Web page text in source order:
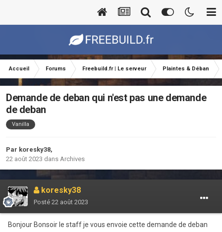
Accueil Forums Freebuild.fr | Le serveur Plaintes & Déban
Demande de deban qui n'est pas une demande
de deban
Vanilla
Par koresky38,
22 août 2023 dans Archives
koresky38
Posté 22 août 2023
Bonjour Bonsoir le staff je vous envoie cette demande de deban